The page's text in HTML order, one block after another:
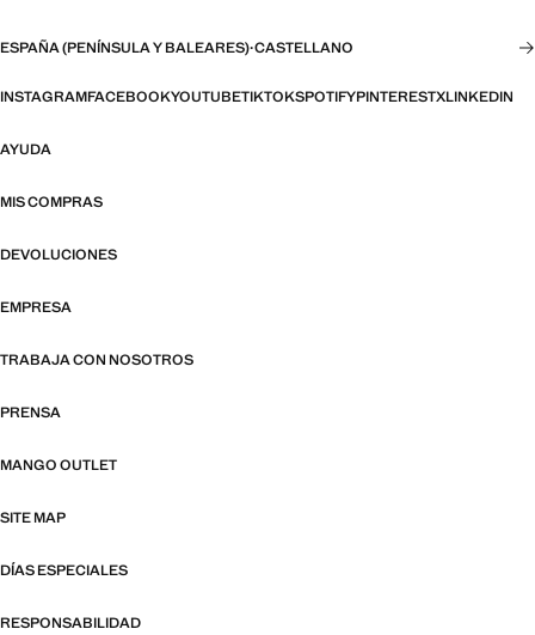
ESPAÑA (PENÍNSULA Y BALEARES)·CASTELLANO
INSTAGRAMFACEBOOKYOUTUBETIKTOKSPOTIFYPINTERESTXLINKEDIN
AYUDA
MIS COMPRAS
DEVOLUCIONES
EMPRESA
TRABAJA CON NOSOTROS
PRENSA
MANGO OUTLET
SITE MAP
DÍAS ESPECIALES
RESPONSABILIDAD